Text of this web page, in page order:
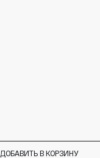
ДОБАВИТЬ В КОРЗИНУ